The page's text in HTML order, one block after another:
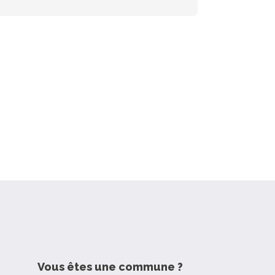
Vous êtes une commune ?